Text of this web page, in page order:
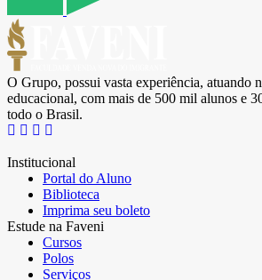
O Grupo, possui vasta experiência, atuando
educacional, com mais de 500 mil alunos e
todo o Brasil.
Institucional
Portal do Aluno
Biblioteca
Imprima seu boleto
Estude na Faveni
Cursos
Polos
Serviços